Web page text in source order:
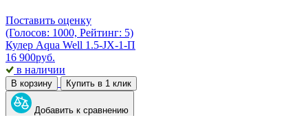
Поставить оценку
(Голосов: 1000, Рейтинг: 5)
Кулер Aqua Well 1.5-JX-1-П
16 900руб.
в наличии
В корзину Купить в 1 клик
Добавить к сравнению